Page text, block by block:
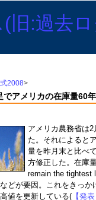
2008>
でアメリカの在庫量60
アメリカ農務省は
た。それによると
量を昨月末と比べ
方修正した。在庫
remain the tightest
どが要因。これをきっ
値を更新している( 【発